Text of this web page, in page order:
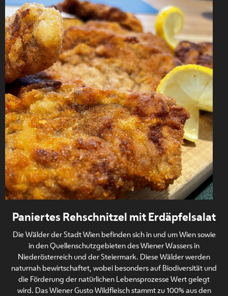
Paniertes Rehschnitzel mit Erdäpfelsalat
Die Wälder der Stadt Wien befinden sich in und um Wien sowie
in den Quellenschutzgebieten des Wiener Wassers in
Niederösterreich und der Steiermark. Diese Wälder werden
naturnah bewirtschaftet, wobei besonders auf Biodiversität und
die Förderung der natürlichen Lebensprozesse Wert gelegt
wird. Das Wiener Gusto Wildfleisch stammt zu 100% aus den